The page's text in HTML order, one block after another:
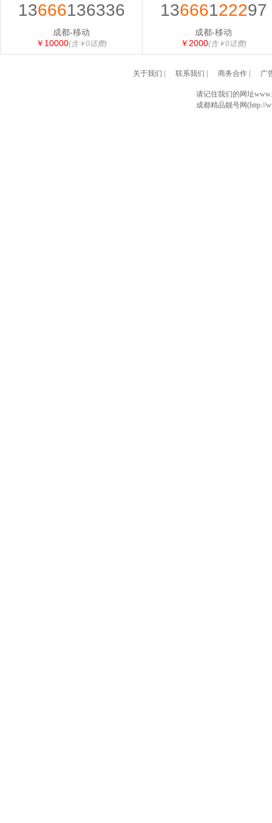
13666136336
成都-移动
￥10000(含￥0话费)
13666122297
成都-移动
￥2000(含￥0话费)
关于我们 联系我们 商务合作| 广
请记住我们的网址
成都精品靓号网(http://